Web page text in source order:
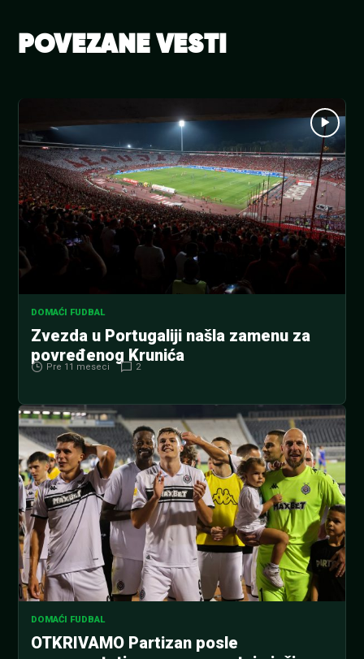
POVEZANE VESTI
DOMAĆI FUDBAL
Zvezda u Portugaliji našla zamenu za
povređenog Krunića
Pre 11 meseci 2
DOMAĆI FUDBAL
OTKRIVAMO Partizan posle